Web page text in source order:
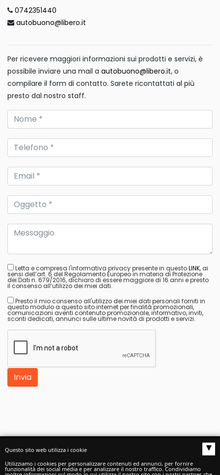
0742351440
autobuono@libero.it
Per ricevere maggiori informazioni sui prodotti e servizi, è
possibile inviare una mail a autobuono@libero.it, o
compilare il form di contatto. Sarete ricontattati al più
presto dal nostro staff.
Letta e compresa l'informativa privacy presente in questoLINK, ai
sensi dell’art. 6 del Regolamento Europeo in materia di Protezione
dei Dati n. 679/2016, dichiaro di essere maggiore di 16 anni e presto
il consenso all’utilizzo dei miei dati.
Presto il mio consenso all'utilizzo dei miei dati personali forniti in
questo modulo a questo sito internet per finalità promozionali,
comunicazioni aventi contenuto promozionale, informativo, inviti,
sconti dedicati, annunci sulle ultime novità di prodotti e servizi.
Invia
Autoscuole buono S.a.s.di Buono Claudio e C. -
Questo sito web utilizza i cookie ▴
Utilizziamo i cookies per personalizzare contenuti ed annunci, per fornire
funzionalità dei social media e per analizzare il nostro traffico. Condividiamo